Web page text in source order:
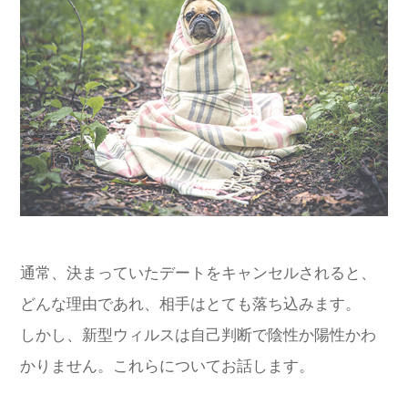
通常、決まっていたデートをキャンセルされると、
どんな理由であれ、相手はとても落ち込みます。
しかし、新型ウィルスは自己判断で陰性か陽性かわ
かりません。これらについてお話します。